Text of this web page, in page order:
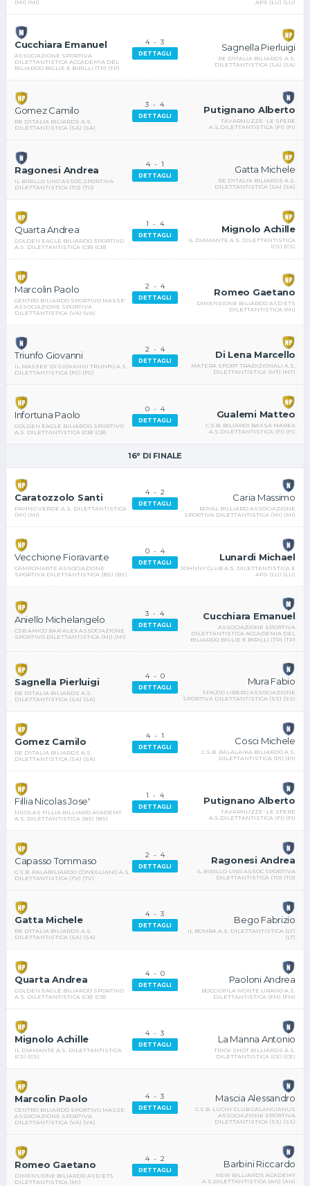
(MI) (MI) APS (LU) (LU)
Cucchiara Emanuel
ASSOCIAZIONE SPORTIVA
DILETTANTISTICA ACCADEMIA DEL
BILIARDO BIGLIE E BIRILLI (TP) (TP)
4-3
DETTAGLI
Sagnella Pierluigi
RE D'ITALIA BILIARDS A.S.
DILETTANTISTICA (SA) (SA)
Gomez Camilo
RE D'ITALIA BILIARDS A.S.
DILETTANTISTICA (SA) (SA)
3 -4
DETTAGLI
Putignano Alberto
TAVARNUZZE- LE SFERE
A.S.DILETTANTISTICA (FI) (FI)
Ragonesi Andrea
IL BIRILLO UNO ASSOC.SPORTIVA
DILETTANTISTICA (TO) (TO)
4- 1
DETTAGLI
Gatta Michele
RE D'ITALIA BILIARDS A.S.
DILETTANTISTICA (SA) (SA)
Quarta Andrea
GOLDEN EAGLE BILIARDO SPORTIVO
A.S. DILETTANTISTICA (CB) (CB)
1 - 4
DETTAGLI
Mignolo Achille
IL DIAMANTE A.S. DILETTANTISTICA
(CS) (CS)
Marcolin Paolo
CENTRO BILIARDO SPORTIVO MASSE'
ASSOCIAZIONE SPORTIVA
DILETTANTISTICA (VA) (VA)
2- 4
DETTAGLI
Romeo Gaetano
DIMENSIONE BILIARDO ASD ETS
DILETTANTISTICA (MI)
Triunfo Giovanni
IL MASSEE' DI GIOVANNI TRUNFO A.S.
DILETTANTISTICA (FG) (FG)
2- 4
DETTAGLI
Di Lena Marcello
MATERA SPORT TRADIZIONALI A.S.
DILETTANTISTICA (MT) (MT)
Infortuna Paolo
GOLDEN EAGLE BILIARDO SPORTIVO
A.S. DILETTANTISTICA (CB) (CB)
0- 4
DETTAGLI
Gualemi Matteo
C.S.B. BILIARDI BASSA MAREA
A.S.DILETTANTISTICA (FI) (FI)
16° DI FINALE
Caratozzolo Santi
PANNO VERDE A.S. DILETTANTISTICA
(MI) (MI)
4- 2
DETTAGLI
Caria Massimo
ROYAL BILLIARD ASSOCIAZIONE
SPORTIVA DILETTANTISTICA (MI) (MI)
Vecchione Fioravante
CAMPOMARTE ASSOCIAZIONE
SPORTIVA DILETTANTISTICA (BS) (BS)
0- 4
DETTAGLI
Lunardi Michael
JOHNNY CLUB A.S. DILETTANTISTICA E
APS (LU) (LU)
Aniello Michelangelo
CSB AMICO BAR ALEX ASSOCIAZIONE
SPORTIVO DILETTANTISTICA (MI) (MI)
3 -4
DETTAGLI
Cucchiara Emanuel
ASSOCIAZIONE SPORTIVA
DILETTANTISTICA ACCADEMIA DEL
BILIARDO BIGLIE E BIRILLI (TP) (TP)
Sagnella Pierluigi
RE D'ITALIA BILIARDS A.S.
DILETTANTISTICA (SA) (SA)
4- 0
DETTAGLI
Mura Fabio
SPAZIO LIBERO ASSOCIAZIONE
SPORTIVA DILETTANTISTICA (SS) (SS)
Gomez Camilo
RE D'ITALIA BILIARDS A.S.
DILETTANTISTICA (SA) (SA)
4- 1
DETTAGLI
Cosci Michele
C.S.B. BALALAIKA BILIARDO A.S.
DILETTANTISTICA (PI) (PI)
Fillia Nicolas Jose'
NICOLAS FILLIA BILLIARD ACADEMY
A.S. DILETTANTISTICA (BS) (BS)
1 - 4
DETTAGLI
Putignano Alberto
TAVARNUZZE- LE SFERE
A.S.DILETTANTISTICA (FI) (FI)
Capasso Tommaso
C.S.B. PALABILIARDO CONEGLIANO A.S.
DILETTANTISTICA (TV) (TV)
2 - 4
DETTAGLI
Ragonesi Andrea
IL BIRILLO UNO ASSOC.SPORTIVA
DILETTANTISTICA (TO) (TO)
Gatta Michele
RE D'ITALIA BILIARDS A.S.
DILETTANTISTICA (SA) (SA)
4-3
DETTAGLI
Bego Fabrizio
IL BOMBA A.S. DILETTANTISTICA (LT)
(LT)
Quarta Andrea
GOLDEN EAGLE BILIARDO SPORTIVO
A.S. DILETTANTISTICA (CB) (CB)
4- 0
DETTAGLI
Paoloni Andrea
BOCCIOFILA MONTE URANO A.S.
DILETTANTISTICA (FM) (FM)
Mignolo Achille
IL DIAMANTE A.S. DILETTANTISTICA
(CS) (CS)
4-3
DETTAGLI
La Manna Antonio
TRICK SHOT BILLIARDS A.S.
DILETTANTISTICA (CE) (CE)
Marcolin Paolo
CENTRO BILIARDO SPORTIVO MASSE'
ASSOCIAZIONE SPORTIVA
DILETTANTISTICA (VA) (VA)
4-3
DETTAGLI
Mascia Alessandro
C.S.B. LUCHY CLUB CALANGIANUS
ASSOCIAZIONE SPORTIVA
DILETTANTISTICA (SS) (SS)
Romeo Gaetano
DIMENSIONE BILIARDO ASD ETS
DILETTANTISTICA (MI)
4- 2
DETTAGLI
Barbini Riccardo
NEW BILLIARDS ACADEMY
A.S.DILETTANTISTICA (AN) (AN)